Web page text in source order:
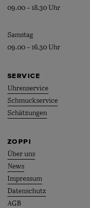
09.00 – 18.30 Uhr
Samstag
09.00 – 16.30 Uhr
SERVICE
Uhrenservice
Schmuckservice
Schätzungen
ZOPPI
Über uns
News
Impressum
Datenschutz
AGB